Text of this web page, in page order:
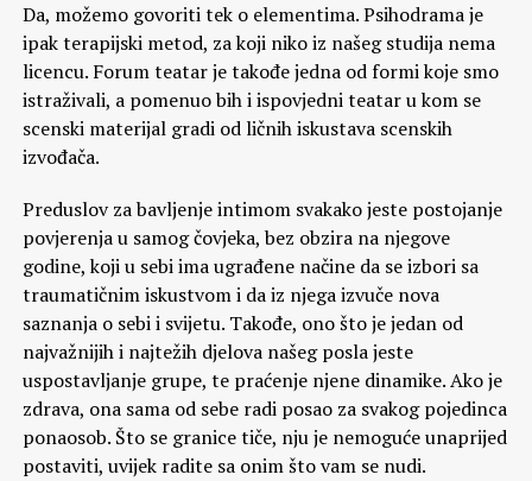
Da, možemo govoriti tek o elementima. Psihodrama je
ipak terapijski metod, za koji niko iz našeg studija nema
licencu. Forum teatar je takođe jedna od formi koje smo
istraživali, a pomenuo bih i ispovjedni teatar u kom se
scenski materijal gradi od ličnih iskustava scenskih
izvođača.
Preduslov za bavljenje intimom svakako jeste postojanje
povjerenja u samog čovjeka, bez obzira na njegove
godine, koji u sebi ima ugrađene načine da se izbori sa
traumatičnim iskustvom i da iz njega izvuče nova
saznanja o sebi i svijetu. Takođe, ono što je jedan od
najvažnijih i najtežih djelova našeg posla jeste
uspostavljanje grupe, te praćenje njene dinamike. Ako je
zdrava, ona sama od sebe radi posao za svakog pojedinca
ponaosob. Što se granice tiče, nju je nemoguće unaprijed
postaviti, uvijek radite sa onim što vam se nudi.